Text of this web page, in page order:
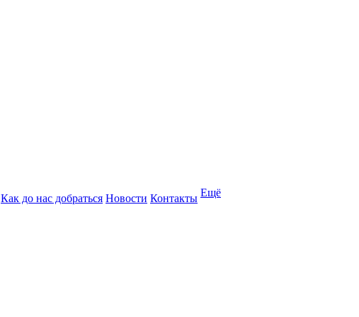
Как до нас добраться Новости Контакты Ещё